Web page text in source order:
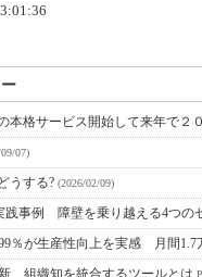
本格サービス開始して来年で２
07)
うする? (2026/02/09)
践事例 障壁を乗り越える4つの
％が生産性向上を実感 月間1.7
組織知を統合するツールとは